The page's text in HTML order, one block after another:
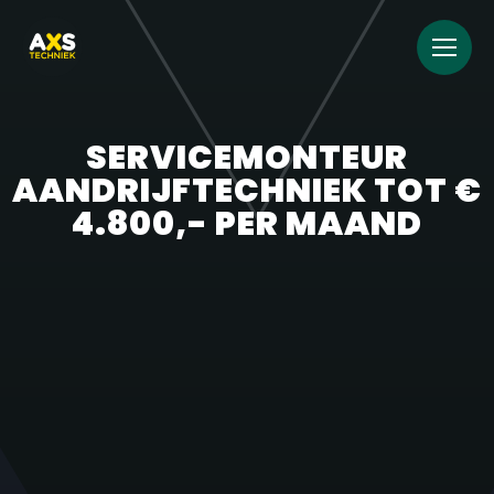
SERVICEMONTEUR
AANDRIJFTECHNIEK TOT €
4.800,- PER MAAND